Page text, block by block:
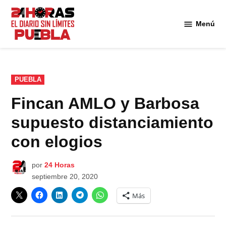
Saltar
contenido
Menú
PUBLICADO
EN
PUEBLA
Fincan AMLO y Barbosa
supuesto distanciamiento
con elogios
por 24 Horas
septiembre 20, 2020
Más